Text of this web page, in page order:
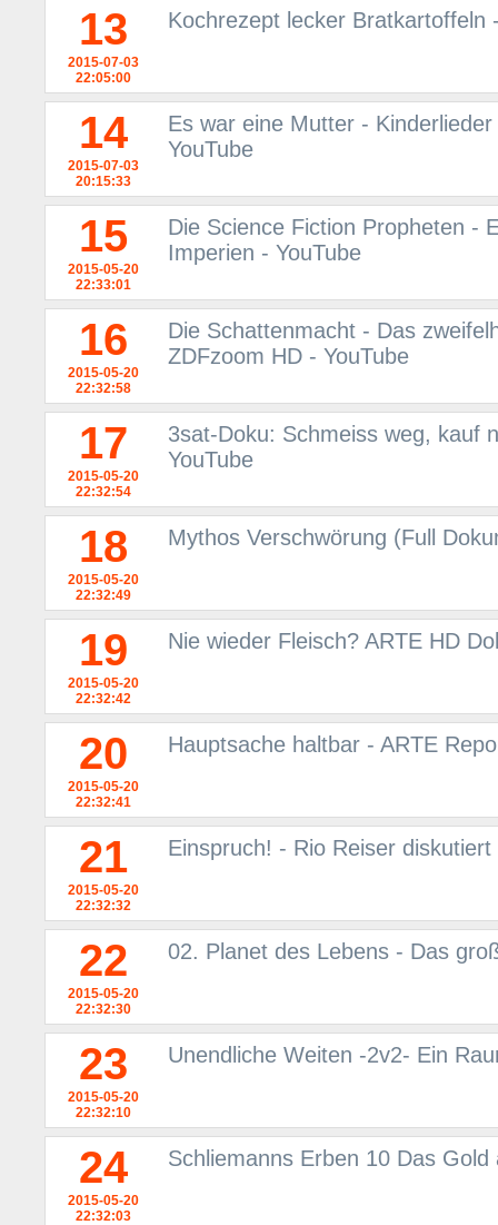
13
2015-07-03
22:05:00
Kochrezept lecker Bratkartoffeln
14
2015-07-03
20:15:33
Es war eine Mutter -
YouTube
15
2015-05-20
22:33:01
Die Science Fiction Propheten -
Imperien - YouTube
16
2015-05-20
22:32:58
Die Schattenmacht - Das
ZDFzoom HD - YouTube
17
2015-05-20
22:32:54
3sat-Doku: Schmeiss weg, kauf
YouTube
18
2015-05-20
22:32:49
Mythos Verschwörung (Full
19
2015-05-20
22:32:42
Nie wieder Fleisch? ARTE HD
20
2015-05-20
22:32:41
Hauptsache haltbar - ARTE
21
2015-05-20
22:32:32
Einspruch! - Rio Reiser
22
2015-05-20
22:32:30
02. Planet des Lebens - Das
23
2015-05-20
22:32:10
Unendliche Weiten -2v2- Ein
24
2015-05-20
22:32:03
Schliemanns Erben 10 Das